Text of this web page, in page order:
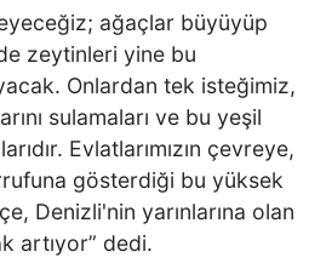
ağaçlar büyüyüp
zeytinleri yine bu
Onlardan tek isteğimiz,
sulamaları ve bu yeşil
Evlatlarımızın çevreye,
gösterdiği bu yüksek
Denizli'nin yarınlarına olan
artıyor” dedi.